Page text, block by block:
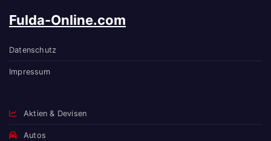
Fulda-Online.com
Datenschutz
Impressum
Aktien & Devisen
Autos